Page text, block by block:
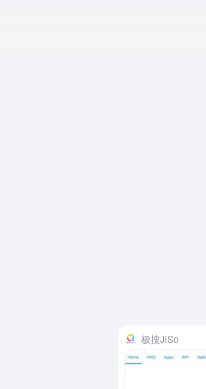
极搜JiSo